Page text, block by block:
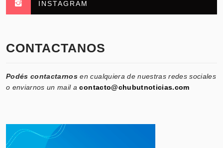
INSTAGRAM
CONTACTANOS
Podés contactarnos en cualquiera de nuestras redes sociales
o enviarnos un mail acontacto@chubutnoticias.com